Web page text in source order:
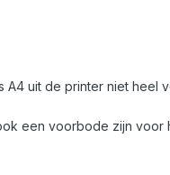
uit de printer niet heel
een voorbode zijn voor